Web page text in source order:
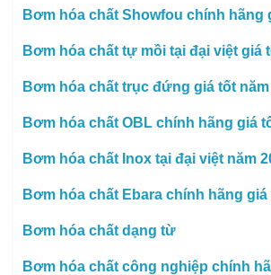
Bơm hóa chất Showfou chính hãng
Bơm hóa chất tự mồi tại đại việt giá
Bơm hóa chất trục đứng giá tốt năm
Bơm hóa chất OBL chính hãng giá
Bơm hóa chất Inox tại đại việt năm
Bơm hóa chất Ebara chính hãng giá
Bơm hóa chất dạng từ
Bơm hóa chất công nghiệp chính